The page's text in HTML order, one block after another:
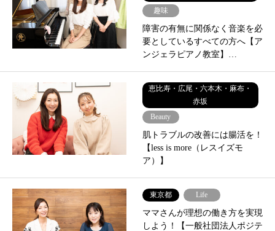
趣味
障害の有無に関係なく音楽を必
要としているすべての方へ【ア
ンジェラピアノ教室】…
恵比寿・広尾・六本木・麻布・
赤坂
Beauty
肌トラブルの改善には腸活を！
【less is more（レスイズモ
ア）】
東京都 Life
ママさんが理想の働き方を実現
しよう！【一般社団法人ポジテ